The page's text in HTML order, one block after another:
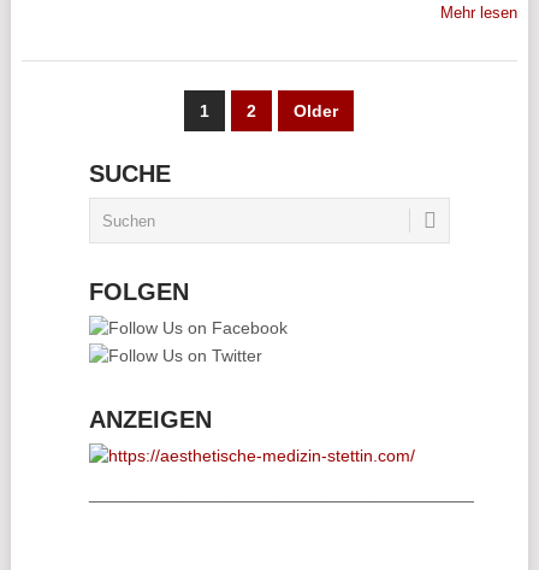
Mehr lesen
SEITENNUMMERIERUNG
BEITRÄGE
1 2 Older
SUCHE
FOLGEN
ANZEIGEN